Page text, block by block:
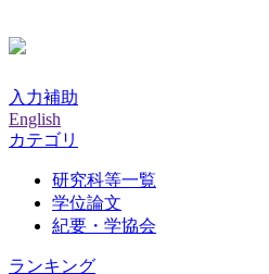
入力補助
English
カテゴリ
研究科等一覧
学位論文
紀要・学協会
ランキング